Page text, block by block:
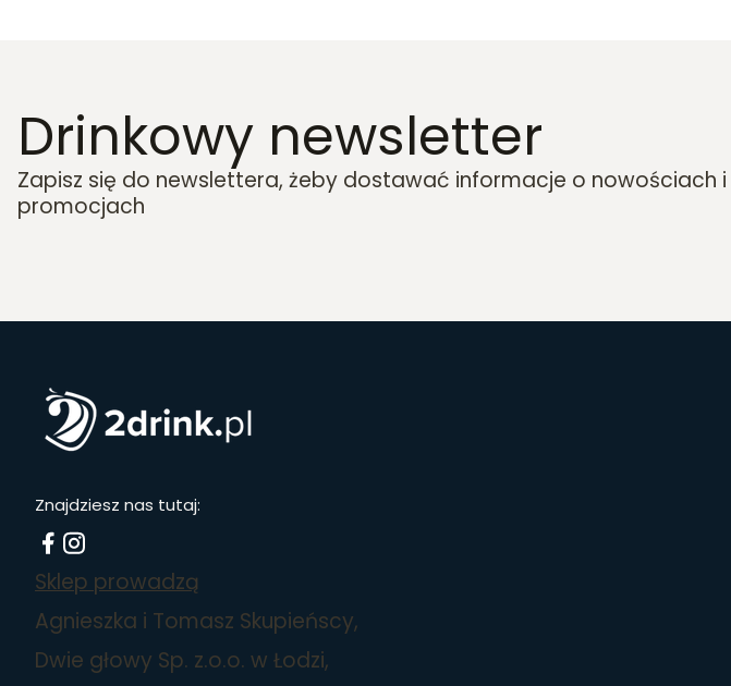
Drinkowy newsletter
Zapisz się do newslettera, żeby dostawać informacje o nowościach i
promocjach
Znajdziesz nas tutaj:
Sklep prowadzą
Agnieszka i Tomasz Skupieńscy,
Dwie głowy Sp. z.o.o. w Łodzi,